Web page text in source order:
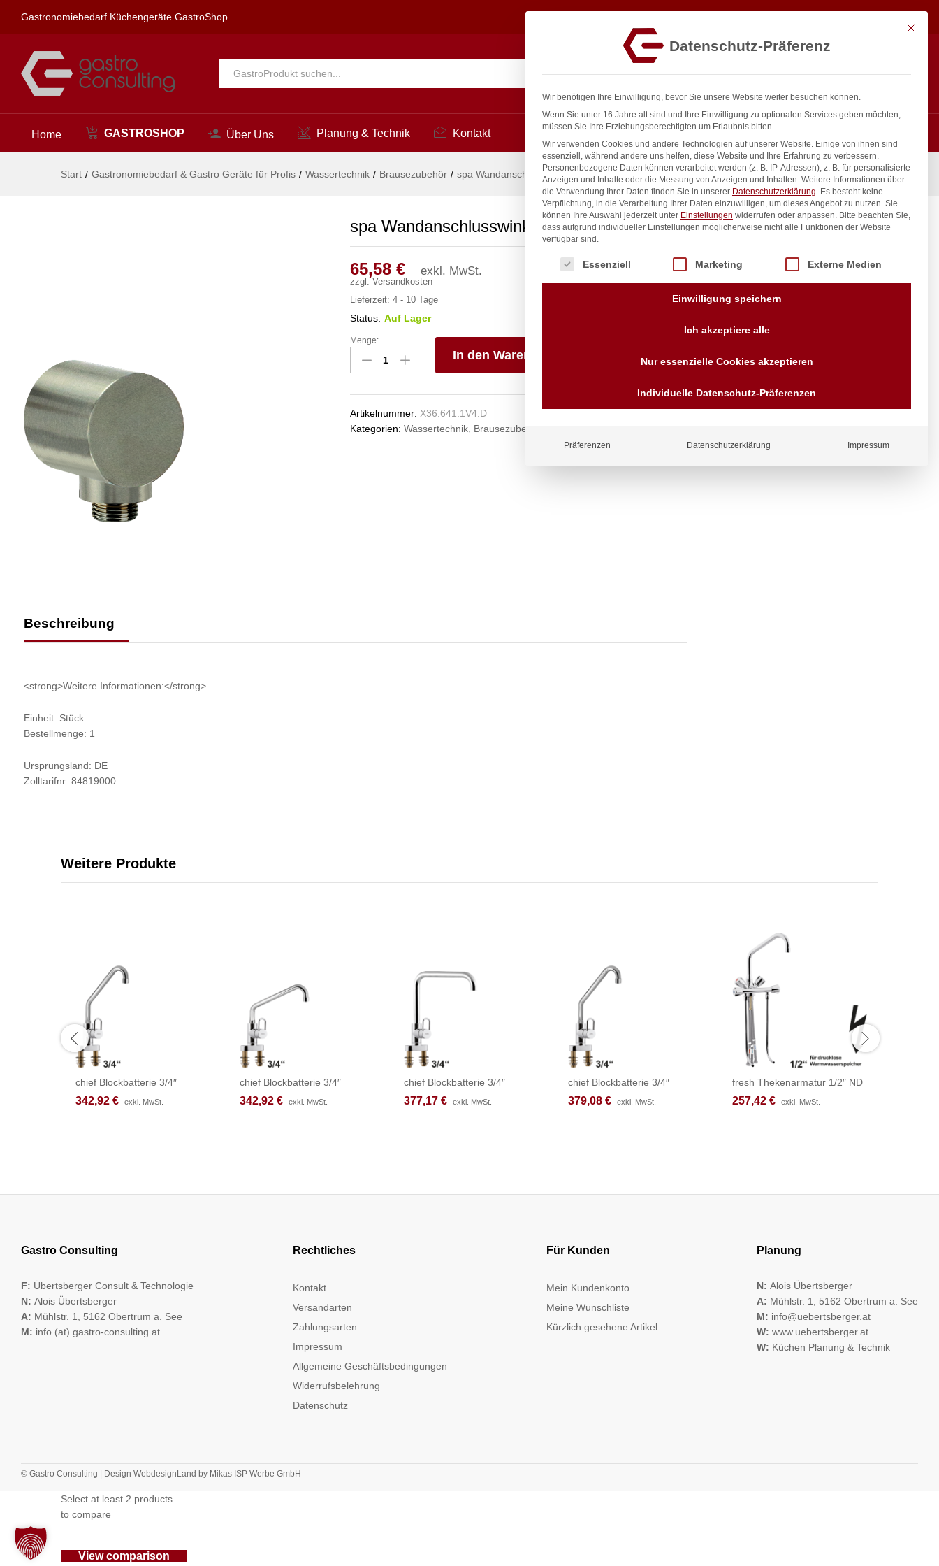
Gastronomiebedarf Küchengeräte GastroShop
Alle Suchen
Home GASTROSHOP Über Uns Planung & Technik Kontakt
Start / Gastronomiebedarf & Gastro Geräte für Profis / Wassertechnik / Brausezubehör / spa Wandanschlusswinkel Ø50 V2A
spa Wandanschlusswinkel Ø50 V2A
65,58 € exkl. MwSt.
zzgl. Versandkosten
Lieferzeit: 4 - 10 Tage
Status: Auf Lager
spa
Wandanschlusswinkel
Ø50
Menge:
In den Warenkorb
eiche
n
Artikelnummer: X36.641.1V4.D
Kategorien: Wassertechnik, Brausezubehör
Beschreibung
<strong>Weitere Informationen:</strong>
Einheit: Stück
Bestellmenge: 1
Ursprungsland: DE
Zolltarifnr: 84819000
inkl. / exkl. MwSt.
Anfragen
Wir sind seit über 40 Jahren
für Sie da
Vorrauskasse Paypal,
Kreditkarte, Direkt
Weitere Produkte
chief Blockbatterie 3/4″
342,92 € exkl. MwSt.
342,92 € exkl. MwSt.
chief Blockbatterie 3/4″
342,92 € exkl. MwSt.
342,92 € exkl. MwSt.
chief Blockbatterie 3/4″
377,17 € exkl. MwSt.
377,17 € exkl. MwSt.
chief Blockbatterie 3/4″
379,08 € exkl. MwSt.
379,08 € exkl. MwSt.
fresh Thekenarmatur 1/2″ ND
257,42 € exkl. MwSt.
257,42 € exkl. MwSt.
Gastro Consulting
F: Übertsberger Consult & Technologie
N: Alois Übertsberger
A: Mühlstr. 1, 5162 Obertrum a. See
M: info (at) gastro-consulting.at
Rechtliches
Kontakt
Versandarten
Zahlungsarten
Impressum
Allgemeine Geschäftsbedingungen
Widerrufsbelehrung
Datenschutz
Für Kunden
Mein Kundenkonto
Meine Wunschliste
Kürzlich gesehene Artikel
Planung
N: Alois Übertsberger
A: Mühlstr. 1, 5162 Obertrum a. See
M: info@uebertsberger.at
W: www.uebertsberger.at
W: Küchen Planung & Technik
© Gastro Consulting | Design WebdesignLand by Mikas ISP Werbe GmbH
Beschreibung
65,58€ exkl. MwSt. In den Warenkorb
Mit
Datenschutz-Präferenz
Wir benötigen Ihre Einwilligung, bevor Sie unsere Website weiter besuchen können.
Wenn Sie unter 16 Jahre alt sind und Ihre Einwilligung zu optionalen Services geben möchten,
müssen Sie Ihre Erziehungsberechtigten um Erlaubnis bitten.
Wir verwenden Cookies und andere Technologien auf unserer Website. Einige von ihnen sind
essenziell, während andere uns helfen, diese Website und Ihre Erfahrung zu verbessern.
Personenbezogene Daten können verarbeitet werden (z. B. IP-Adressen), z. B. für personalisierte
Anzeigen und Inhalte oder die Messung von Anzeigen und Inhalten. Weitere Informationen über
die Verwendung Ihrer Daten finden Sie in unserer Datenschutzerklärung. Es besteht keine
Verpflichtung, in die Verarbeitung Ihrer Daten einzuwilligen, um dieses Angebot zu nutzen. Sie
können Ihre Auswahl jederzeit unter Einstellungen widerrufen oder anpassen. Bitte beachten Sie,
dass aufgrund individueller Einstellungen möglicherweise nicht alle Funktionen der Website
verfügbar sind.
Es folgt eine Liste der Service-Gruppen, für die eine Einwilligung erteilt werden kann.
Essenziell Marketing Externe Medien
Einwilligung speichern
Ich akzeptiere alle
Nur essenzielle Cookies akzeptieren
Individuelle Datenschutz-Präferenzen
Präferenzen Datenschutzerklärung Impressum
Select at least 2 products
to compare
View comparison